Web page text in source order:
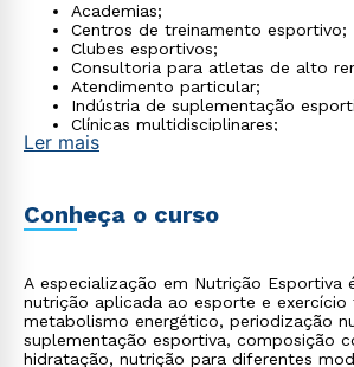
Academias;
Centros de treinamento esportivo;
Clubes esportivos;
Consultoria para atletas de alto
Atendimento particular;
Indústria de suplementação
Clínicas multidisciplinares;
Equipes esportivas profissionais.
Ler mais
Conheça o curso
A especialização em Nutrição Esportiva
nutrição aplicada ao esporte e exercício
metabolismo energético, periodização
suplementação esportiva, composição
hidratação, nutrição para diferentes